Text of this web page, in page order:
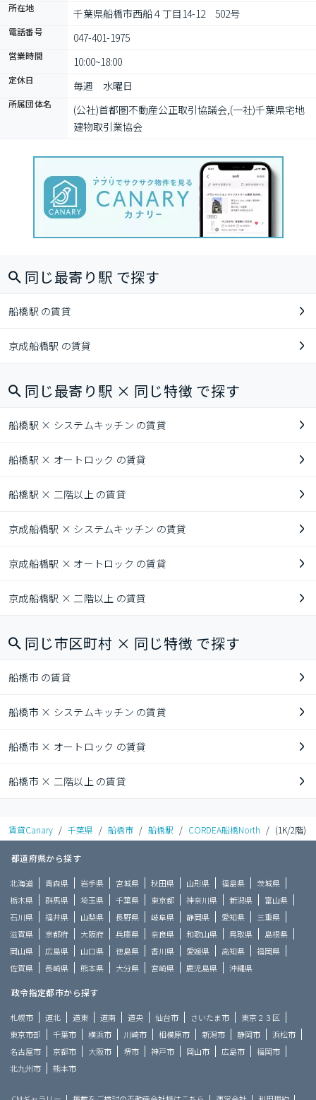
所在地 千葉県船橋市西船４丁目14-12　502号
電話番号 047-401-1975
営業時間 10:00~18:00
定休日 毎週　水曜日
所属団体名
(公社)首都圏不動産公正取引協議会,(一社)千葉県宅地
建物取引業協会
同じ最寄り駅 で探す
船橋駅 の賃貸
京成船橋駅 の賃貸
同じ最寄り駅 × 同じ特徴 で探す
船橋駅 × システムキッチン の賃貸
船橋駅 × オートロック の賃貸
船橋駅 × 二階以上 の賃貸
京成船橋駅 × システムキッチン の賃貸
京成船橋駅 × オートロック の賃貸
京成船橋駅 × 二階以上 の賃貸
同じ市区町村 × 同じ特徴 で探す
船橋市 の賃貸
船橋市 × システムキッチン の賃貸
船橋市 × オートロック の賃貸
船橋市 × 二階以上 の賃貸
賃貸Canary / 千葉県 / 船橋市 / 船橋駅 / CORDEA船橋North / (1K/2階)
都道府県から探す
北海道 青森県 岩手県 宮城県 秋田県 山形県 福島県
茨城県
栃木県
群馬県 埼玉県 千葉県 東京都 神奈川県 新潟県
富山県
石川県
福井県 山梨県 長野県 岐阜県 静岡県 愛知県
三重県
滋賀県
京都府 大阪府 兵庫県 奈良県 和歌山県 鳥取県
島根県
岡山県
広島県 山口県 徳島県 香川県 愛媛県 高知県
福岡県
佐賀県
長崎県 熊本県 大分県 宮崎県 鹿児島県 沖縄県
政令指定都市から探す
札幌市 道北 道東 道南 道央 仙台市 さいたま市
東京２３区
東京市部
千葉市 横浜市 川崎市 相模原市 新潟市 静岡市
浜松市
名古屋市
京都市 大阪市 堺市 神戸市 岡山市 広島市
福岡市
北九州市
熊本市